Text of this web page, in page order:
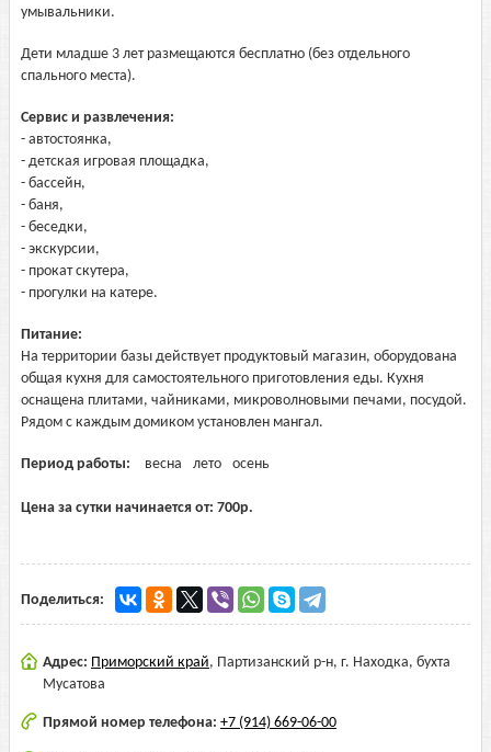
умывальники.
Дети младше 3 лет размещаются бесплатно (без отдельного
спального места).
Сервис и развлечения:
- автостоянка,
- детская игровая площадка,
- бассейн,
- баня,
- беседки,
- экскурсии,
- прокат скутера,
- прогулки на катере.
Питание:
На территории базы действует продуктовый магазин, оборудована
общая кухня для самостоятельного приготовления еды. Кухня
оснащена плитами, чайниками, микроволновыми печами, посудой.
Рядом с каждым домиком установлен мангал.
Период работы: весна лето осень
Цена за сутки начинается от: 700р.
Поделиться:
Адрес: Приморский край, Партизанский р-н, г. Находка, бухта
Мусатова
Прямой номер телефона: +7 (914) 669-06-00